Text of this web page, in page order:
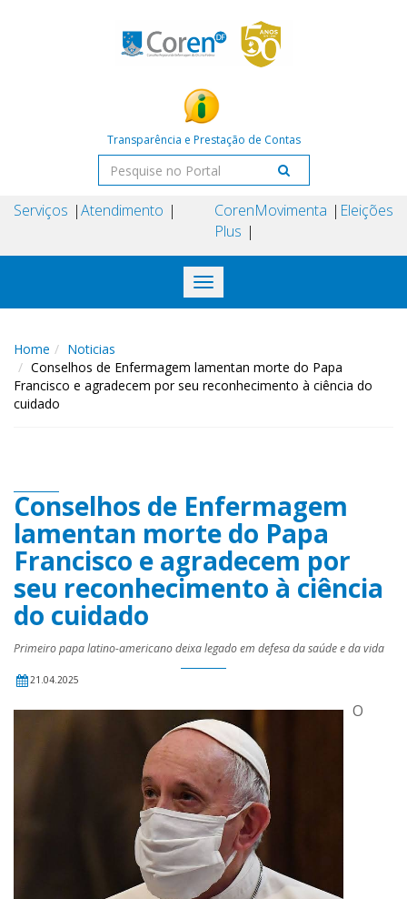
Transparência e Prestação de Contas
Serviços Atendimento
Coren
Plus
Movimenta Eleições
Toggle
navigation
Home
Noticias
Conselhos de Enfermagem lamentan morte do Papa
Francisco e agradecem por seu reconhecimento à ciência do
cuidado
Conselhos de Enfermagem
lamentan morte do Papa
Francisco e agradecem por
seu reconhecimento à ciência
do cuidado
Primeiro papa latino-americano deixa legado em defesa da saúde e da vida
21.04.2025
O